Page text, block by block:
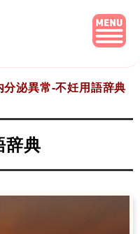
分泌異常-不妊用語辞典
辞典